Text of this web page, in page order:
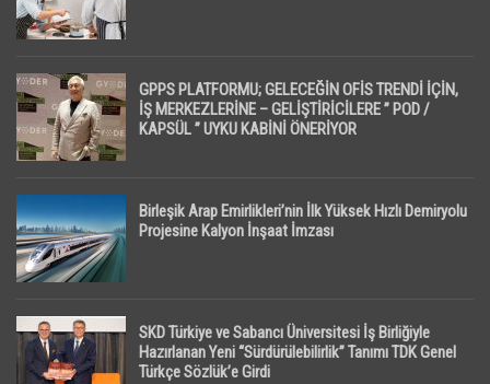
GPPS PLATFORMU; GELECEĞİN OFİS TRENDİ İÇİN,
İŞ MERKEZLERİNE – GELİŞTİRİCİLERE ” POD /
KAPSÜL ” UYKU KABİNİ ÖNERİYOR
Birleşik Arap Emirlikleri’nin İlk Yüksek Hızlı Demiryolu
Projesine Kalyon İnşaat İmzası
SKD Türkiye ve Sabancı Üniversitesi İş Birliğiyle
Hazırlanan Yeni “Sürdürülebilirlik” Tanımı TDK Genel
Türkçe Sözlük’e Girdi